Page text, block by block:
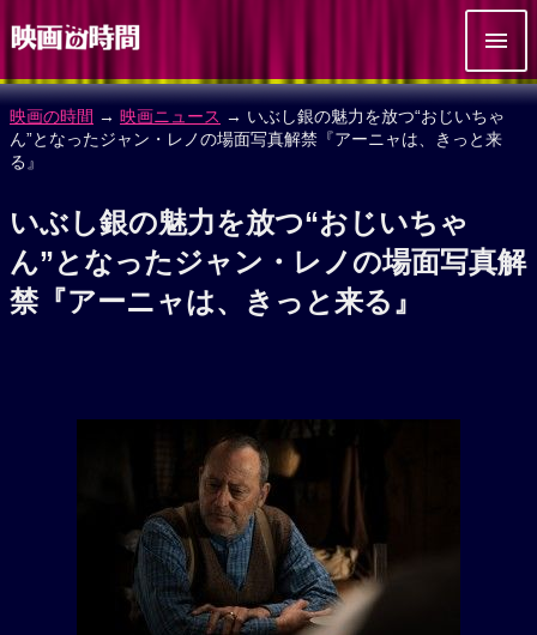
映画の時間 → 映画ニュース → いぶし銀の魅力を放つ“おじいちゃ
ん”となったジャン・レノの場面写真解禁『アーニャは、きっと来
る』
いぶし銀の魅力を放つ“おじいちゃ
ん”となったジャン・レノの場面写真解
禁『アーニャは、きっと来る』